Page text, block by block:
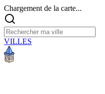
Chargement de la carte...
VILLES